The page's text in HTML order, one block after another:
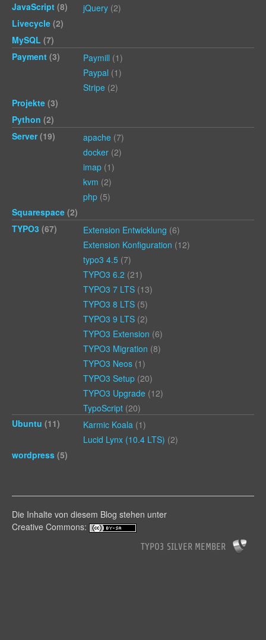
JavaScript (8) jQuery (2)
Livecycle (2)
MySQL (7)
Payment (3) Paymill (1)
Paypal (1)
Stripe (2)
Projekte (3)
Python (2)
Server(19) apache (7)
docker (2)
imap (1)
kvm (2)
php (5)
Squarespace (2)
TYPO3 (67) Extension Entwicklung (6)
Extension Konfiguration (12)
typo3 4.5 (7)
TYPO3 6.2 (21)
TYPO3 7 LTS (13)
TYPO3 8 LTS (5)
TYPO3 9 LTS (2)
TYPO3 Extension (6)
TYPO3 Migration (8)
TYPO3 Neos (1)
TYPO3 Setup (20)
TYPO3 Upgrade (12)
TypoScript (20)
Ubuntu (11) Karmic Koala (1)
Lucid Lynx (10.4 LTS) (2)
wordpress (5)
Die Inhalte von diesem Blog stehen unter
Creative Commons: